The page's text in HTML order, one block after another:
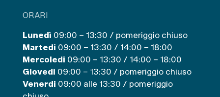
ORARI
Lunedì 09:00 – 13:30 / pomeriggio chiuso
Martedi 09:00 – 13:30 / 14:00 – 18:00
Mercoledi 09:00 – 13:30 / 14:00 – 18:00
Giovedi 09:00 – 13:30 / pomeriggio chiuso
Venerdi 09:00 alle 13:30 / pomeriggio